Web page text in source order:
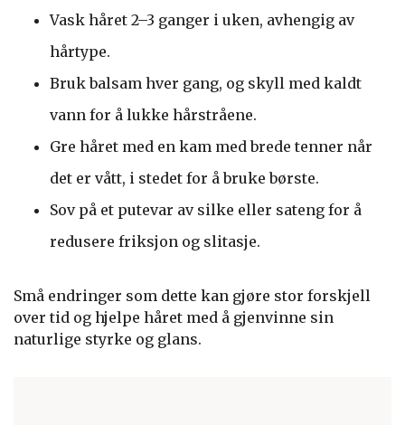
Vask håret 2–3 ganger i uken, avhengig av
hårtype.
Bruk balsam hver gang, og skyll med kaldt
vann for å lukke hårstråene.
Gre håret med en kam med brede tenner når
det er vått, i stedet for å bruke børste.
Sov på et putevar av silke eller sateng for å
redusere friksjon og slitasje.
Små endringer som dette kan gjøre stor forskjell
over tid og hjelpe håret med å gjenvinne sin
naturlige styrke og glans.